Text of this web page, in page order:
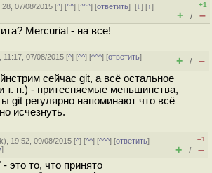
07/08/2015 [^] [^^] [^^^] [ответить][↓] [↑]
+1
+ / –
Mercurial - на все!
11:17, 07/08/2015 [^] [^^] [^^^] [ответить]
+ / –
сейчас git, а всё остальное
т. п.) - притесняемые меньшинства,
git регулярно напоминают что всё
исчезнуть.
), 19:52, 09/08/2015 [^] [^^] [^^^] [ответить]
]
–1
+ / –
это то, что принято